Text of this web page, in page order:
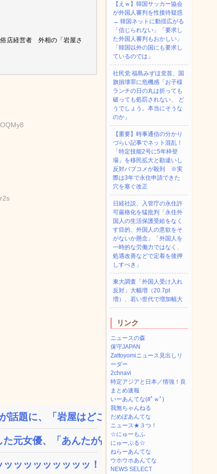
店経営者 外相の「岩屋さ
話題に、「岩屋はどこへ...
た元女優、「あんたが品格...
ッッッッッッッッ！
【えｗ】韓国サッカー協会
が外国人審判を性接待疑惑
→ 韓国ネットに動揺広がる
「信じられない」「要求し
た外国人審判もおかしい」
「韓国以外の国にも要求し
ているのでは」
社民党 福島みずほ党首、国
旗損壊罪に危機感「お子様
ランチの日の丸は折っても
破っても処罰されない、 ど
うでしょう。本当にそうな
のか」
【重要】時事通信の分かり
づらい記事でネット混乱！
「特定技能2号に5年枠登
場」を移民拡大と勘違いし
反対パブコメが殺到 ※実
際は3年で永住申請できた
穴を塞ぐ改正
日経社説、入管庁の永住許
可厳格化を猛批判「永住外
国人の生活保護受給をなく
す目的、外国人の意欲をそ
がないか懸念」「外国人を
一時的な労働力ではなく、
処遇改善などで定着を後押
しすべき」
東大調査「外国人受け入れ
反対」大幅増（20.7pt
増）、若い世代で増加幅大
リンク
ニュースの森
保守JAPAN
Zattoyomiニュース見出しリ
ーダー
2chnavi
特定アジアと日本／情強！良
まとめ速報
いーあんてな(#ﾟｗﾟ)
我無ちゃんねる
だめぽあんてな
ニュース★３つ！
☆にゅーもふ
にゅーぷる☆
ねらーあんてな
ウホウホあんてな
NEWS SELECT